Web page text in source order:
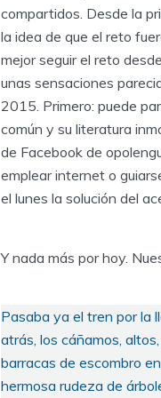
compartidos. Desde la
la idea de que el reto
mejor seguir el reto
unas sensaciones
2015. Primero: puede
común y su literatura
de Facebook de
emplear internet o
el lunes la solución del
Y nada más por hoy.
Pasaba ya el tren por la
atrás, los cáñamos,
barracas de escombro
hermosa rudeza de